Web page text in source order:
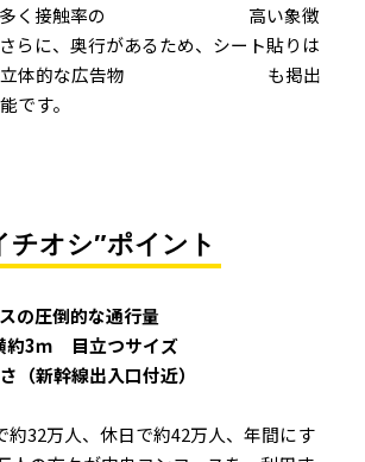
も多く接触率の 高い象徴
らに、奥行があるため、シート貼りは
と立体的な広告物 も掲出
です。
チオシ″ポイント
の圧倒的な通行量
3ｍ 目立つサイズ
（新幹線出入口付近）
約32万人、休日で約42万人、年間にす